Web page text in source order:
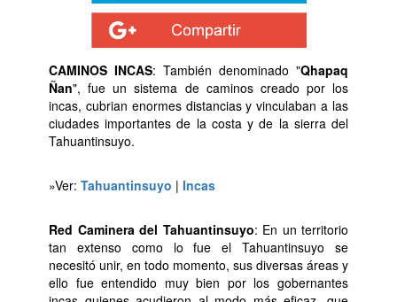
CAMINOS INCAS: También denominado "Qhapaq
Ñan", fue un sistema de caminos creado por los
incas, cubrian enormes distancias y vinculaban a las
ciudades importantes de la costa y de la sierra del
Tahuantinsuyo.
»Ver: Tahuantinsuyo | Incas
Red Caminera del Tahuantinsuyo: En un territorio
tan extenso como lo fue el Tahuantinsuyo se
necesitó unir, en todo momento, sus diversas áreas y
ello fue entendido muy bien por los gobernantes